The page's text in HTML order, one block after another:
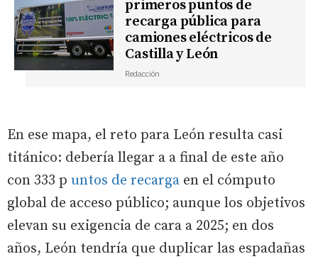
primeros puntos de
recarga pública para
camiones eléctricos de
Castilla y León
Redacción
En ese mapa, el reto para León resulta casi
titánico: debería llegar a a final de este año
con 333 p untos de recarga en el cómputo
global de acceso público; aunque los objetivos
elevan su exigencia de cara a 2025; en dos
años, León tendría que duplicar las espadañas